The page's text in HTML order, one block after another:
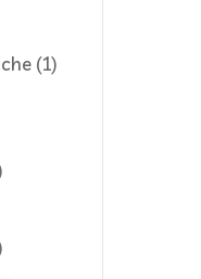
11